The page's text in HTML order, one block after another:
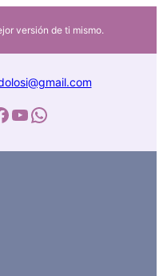
versión de ti mismo.
YouTube WhatsApp